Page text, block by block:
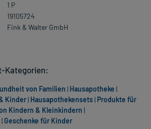
1 P
19105724
Fink & Walter GmbH
Kategorien:
von Familien | Hausapotheke |
Kinder| Hausapothekensets| Produkte für
Kindern & Kleinkindern |
|Geschenke für Kinder